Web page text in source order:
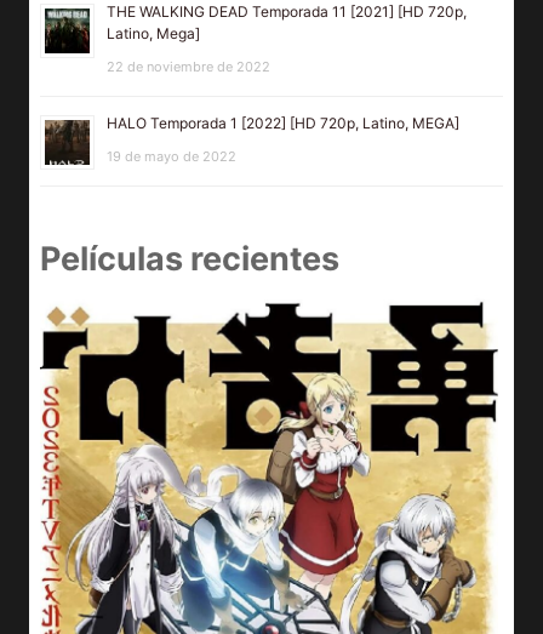
THE WALKING DEAD Temporada 11 [2021] [HD 720p,
Latino, Mega]
22 de noviembre de 2022
HALO Temporada 1 [2022] [HD 720p, Latino, MEGA]
19 de mayo de 2022
Películas recientes